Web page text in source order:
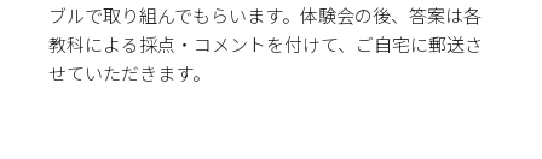
ブルで取り組んでもらいます。体験会の後、答案は各
教科による採点・コメントを付けて、ご自宅に郵送さ
せていただきます。